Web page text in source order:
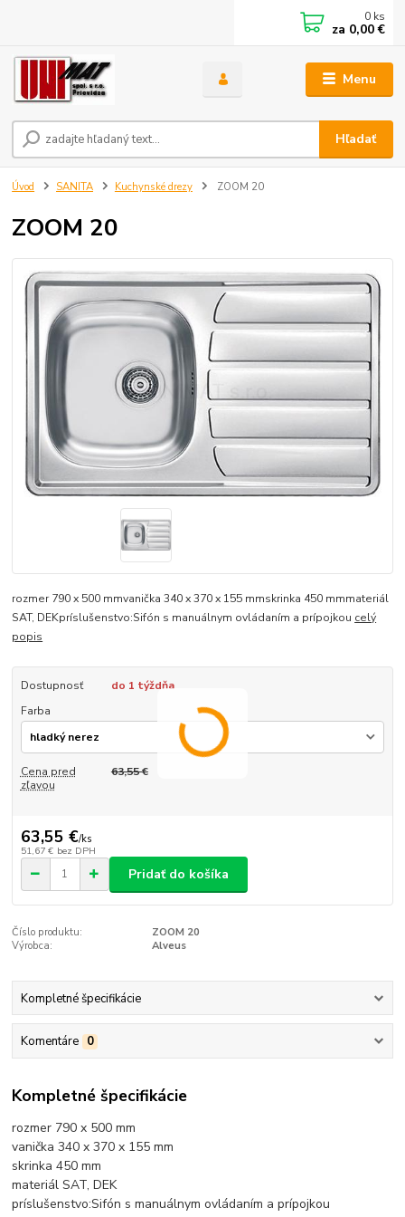
Menu
Hľadať
0 ks
za 0,00 €
Úvod SANITA Kuchynské drezy ZOOM 20
ZOOM 20
rozmer 790 x 500 mmvanička 340 x 370 x 155 mmskrinka 450 mmmateriál
SAT, DEKpríslušenstvo:Sifón s manuálnym ovládaním a prípojkou celý
popis
Dostupnosť
do 1 týždňa
Farba
Cena pred
zľavou
63,55 €
63,55 €/ks
51,67 € bez DPH
Pridať do košíka
Číslo produktu:
ZOOM 20
Výrobca:
Alveus
Kompletné špecifikácie
Komentáre 0
Kompletné špecifikácie
rozmer 790 x 500 mm
vanička 340 x 370 x 155 mm
skrinka 450 mm
materiál SAT, DEK
príslušenstvo:Sifón s manuálnym ovládaním a prípojkou